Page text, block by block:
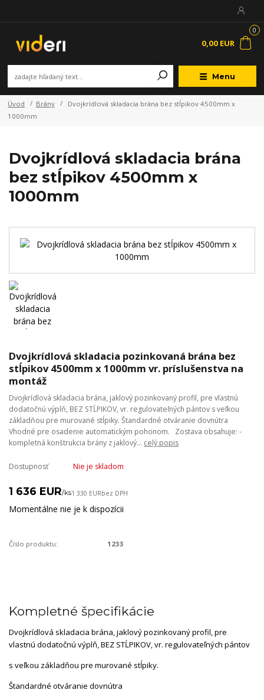
Menu
0
0,00 EUR
Úvod Brány
Dvojkrídlová skladacia brána bez stĺpikov 4500mm x
1000mm
Dvojkrídlová skladacia brána
bez stĺpikov 4500mm x
1000mm
Dvojkrídlová skladacia pozinkovaná brána bez
stĺpikov 4500mm x 1000mm vr. príslušenstva na
montáž
Dvojkrídlová skladacia brána, jaklový pozinkovaný profil, pre vlastnú
dodatočnú výplň, BEZ STĹPIKOV, vr. regulovateľných pántov s veľkou
základňou pre murované stĺpiky. Štandardné otváranie dovnútra
Vhodné pre osadenie automatickým pohonom. Zostava obsahuje: -
kompletná konštrukcia brány z jaklový... celý popis
Dostupnosť Nie je skladom
1 636 EUR/ks1 330 EURbez DPH
Momentálne nie je k dispozícii
Číslo produktu: 1233
Kompletné špecifikácie
Dvojkrídlová skladacia brána, jaklový pozinkovaný profil, pre
vlastnú dodatočnú výplň, BEZ STĹPIKOV, vr. regulovateľných pántov
s veľkou základňou pre murované stĺpiky.
Štandardné otváranie dovnútra